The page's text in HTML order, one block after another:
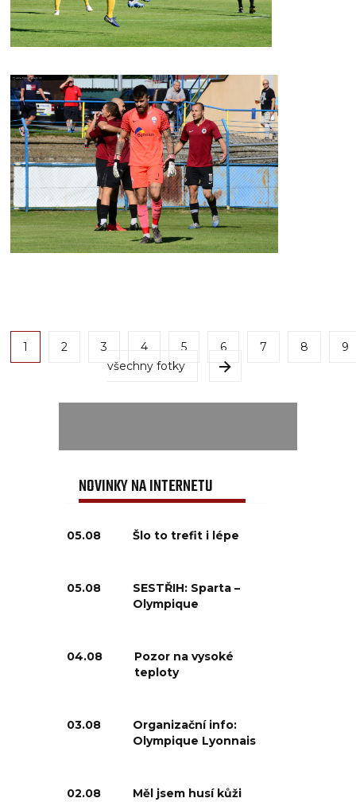
1 2 3 4 5 6 7 8
9
všechny fotky
NOVINKY NA INTERNETU
05.08 Šlo to trefit i lépe
05.08
SESTŘIH: Sparta –
Olympique
04.08
Pozor na vysoké
teploty
03.08
Organizační info:
Olympique Lyonnais
02.08 Měl jsem husí kůži